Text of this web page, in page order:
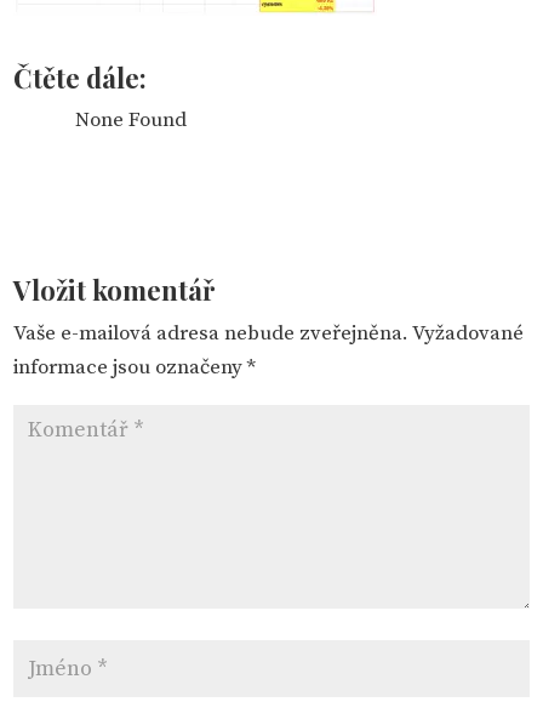
Čtěte dále:
None Found
Vložit komentář
Vaše e-mailová adresa nebude zveřejněna. Vyžadované
informace jsou označeny*